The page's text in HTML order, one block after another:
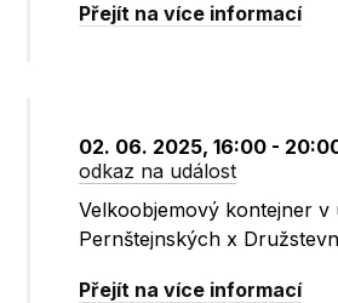
Přejít na více informací
02. 06. 2025, 16:00 -
odkaz na událost
Velkoobjemový kontejner v
Pernštejnských x
Přejít na více informací